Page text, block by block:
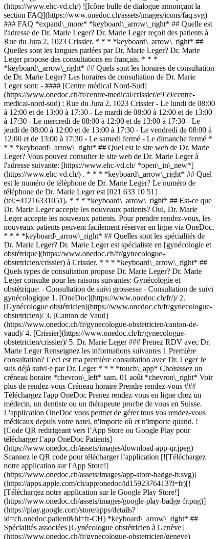
(https://www.ehc-vd.ch/) ![Icône bulle de dialogue annonçant la
section FAQ](https://www.onedoc.ch/assets/images/icons/faq.svg)
### FAQ *expand\_more* *keyboard\_arrow\_right* ## Quelle est
l'adresse de Dr. Marie Leger? Dr. Marie Leger reçoit des patients à
Rue du Jura 2, 1023 Crissier. * * * *keyboard\_arrow\_right* ##
Quelles sont les langues parlées par Dr. Marie Leger? Dr. Marie
Leger propose des consultations en français. * * *
*keyboard\_arrow\_right* ## Quels sont les horaires de consultation
de Dr. Marie Leger? Les horaires de consultation de Dr. Marie
Leger sont: - #### [Centre médical Nord-Sud]
(https://www.onedoc.ch/fr/centre-medical/crissier/e959/centre-
medical-nord-sud) : Rue du Jura 2, 1023 Crissier - Le lundi de 08:00
à 12:00 et de 13:00 à 17:30 - Le mardi de 08:00 à 12:00 et de 13:00
à 17:30 - Le mercredi de 08:00 à 12:00 et de 13:00 à 17:30 - Le
jeudi de 08:00 à 12:00 et de 13:00 à 17:30 - Le vendredi de 08:00 à
12:00 et de 13:00 à 17:30 - Le samedi fermé - Le dimanche fermé *
* * *keyboard\_arrow\_right* ## Quel est le site web de Dr. Marie
Leger? Vous pouvez consulter le site web de Dr. Marie Leger à
l'adresse suivante: [https://www.ehc-vd.ch/ *open\_in\_new*]
(https://www.ehc-vd.ch/) . * * * *keyboard\_arrow\_right* ## Quel
est le numéro de téléphone de Dr. Marie Leger? Le numéro de
téléphone de Dr. Marie Leger est [021 633 10 51]
(tel:+41216331051). * * * *keyboard\_arrow\_right* ## Est-ce que
Dr. Marie Leger accepte les nouveaux patients? Oui, Dr. Marie
Leger accepte les nouveaux patients. Pour prendre rendez-vous, les
nouveaux patients peuvent facilement réserver en ligne via OneDoc.
* * * *keyboard\_arrow\_right* ## Quelles sont les spécialités de
Dr. Marie Leger? Dr. Marie Leger est spécialiste en [gynécologie et
obstétrique](https://www.onedoc.ch/fr/gynecologue-
obstetricien/crissier) à Crissier. * * * *keyboard\_arrow\_right* ##
Quels types de consultation propose Dr. Marie Leger? Dr. Marie
Leger consulte pour les raisons suivantes: Gynécologie et
obstétrique: - Consultation de suivi grossesse - Consultation de suivi
gynécologique 1. [OneDoc](https://www.onedoc.ch/fr/)/ 2. [Gynécologue obstétricien](https://www.onedoc.ch/fr/gynecologue-obstetricien)/ 3. [Canton de Vaud](https://www.onedoc.ch/fr/gynecologue-obstetricien/canton-de-vaud)/ 4. [Crissier](https://www.onedoc.ch/fr/gynecologue-obstetricien/crissier)/ 5. Dr. Marie Leger ### Prenez RDV avec Dr. Marie Leger Renseignez les informations suivantes 1 Première consultation? Ceci est ma première consultation avec Dr. Leger Je suis déjà suivi·e par Dr. Leger * * * *touch\_app* Choisissez un créneau horaire *chevron\_left* sam. 01 août *chevron\_right* Voir plus de rendez-vous Créneau horaire Prendre rendez-vous ### Téléchargez l'app OneDoc Prenez rendez-vous en ligne chez un médecin, un dentiste ou un thérapeute proche de vous en Suisse. L'application OneDoc vous permet de gérer tous vos rendez-vous médicaux depuis votre natel, n'importe où et n'importe quand. ![Code QR redirigeant vers l’App Store ou Google Play pour télécharger l’app OneDoc Patients](https://www.onedoc.ch/assets/images/download-app-qr.jpeg) Scannez le QR code pour télécharger l’application [![Téléchargez notre application sur l'App Store!](https://www.onedoc.ch/assets/images/app-store-badge-fr.svg)](https://apps.apple.com/ch/app/onedoc/id1592376413?l=fr)[![Téléchargez notre application sur le Google Play Store!](https://www.onedoc.ch/assets/images/google-play-badge-fr.png)](https://play.google.com/store/apps/details?id=ch.onedoc.patient&hl=fr-CH) *keyboard\_arrow\_right* ## Spécialités associées [Gynécologue obstétricien à Genève](https://www.onedoc.ch/fr/gynecologue-obstetricien/geneve)[Gynécologue obstétricien à Lausanne](https://www.onedoc.ch/fr/gynecologue-obstetricien/lausanne)[Gynécologue obstétricien à Morges](https://www.onedoc.ch/fr/gynecologue-obstetricien/morges)[Gynécologue obstétricien à Montreux](https://www.onedoc.ch/fr/gynecologue-obstetricien/montreux)[Gynécologue obstétricien à Nyon](https://www.onedoc.ch/fr/gynecologue-obstetricien/nyon)[Gynécologue obstétricien à Payerne](https://www.onedoc.ch/fr/gynecologue-obstetricien/payerne)[Gynécologue obstétricien à Vevey](https://www.onedoc.ch/fr/gynecologue-obstetricien/vevey)[Gynécologue obstétricien à Yverdon-les-Bains](https://www.onedoc.ch/fr/gynecologue-obstetricien/yverdon-les-bains)[Gynécologue obstétricien à Prilly](https://www.onedoc.ch/fr/gynecologue-obstetricien/prilly)[Gynécologue obstétricien à Aigle](https://www.onedoc.ch/fr/gynecologue-obstetricien/aigle)[Gynécologue obstétricien à Moudon](https://www.onedoc.ch/fr/gynecologue-obstetricien/moudon)[Gynécologue obstétricien à Chêne-Bougeries](https://www.onedoc.ch/fr/gynecologue-obstetricien/chene-bougeries)[Gynécologue obstétricien à Pully](https://www.onedoc.ch/fr/gynecologue-obstetricien/pully)[Gynécologue obstétricien à Montagny-près-Yverdon](https://www.onedoc.ch/fr/gynecologue-obstetricien/montagny-pres-yverdon)[Gynécologue obstétricien à Crissier](https://www.onedoc.ch/fr/gynecologue-obstetricien/crissier)[Gynécologue obstétricien à Bussigny](https://www.onedoc.ch/fr/gynecologue-obstetricien/bussigny)[Gynécologue obstétricien à Estavayer](https://www.onedoc.ch/fr/gynecologue-obstetricien/estavayer)[Gynécologue obstétricien à Le Grand-Saconnex](https://www.onedoc.ch/fr/gynecologue-obstetricien/le-grand-saconnex)[Gynécologue obstétricien à La Grande Béroche](https://www.onedoc.ch/fr/gynecologue-obstetricien/la-grande-beroche)[Gynécologue obstétricien à Vouvry](https://www.onedoc.ch/fr/gynecologue-obstetricien/vouvry)[Gynécologue obstétricien à Villars-sur-Glâne](https://www.onedoc.ch/fr/gynecologue-obstetricien/villars-sur-glane) *keyboard\_arrow\_right* ## Recherches fréquentes [Physiothérapeute à Genève](https://www.onedoc.ch/fr/physiotherapeute/geneve)[Psychologue à Genève](https://www.onedoc.ch/fr/psychologue/geneve)[Physiothérapeute à Lausanne](https://www.onedoc.ch/fr/physiotherapeute/lausanne)[Médecin généraliste à Genève](https://www.onedoc.ch/fr/medecin-generaliste/geneve)[Thérapeute en drainage lymphatique à Genève](https://www.onedoc.ch/fr/therapeute-en-drainage-lymphatique/geneve)[Masseur classique à Genève](https://www.onedoc.ch/fr/masseur-classique/geneve)[Spécialiste en médecine interne générale à Genève](https://www.onedoc.ch/fr/specialiste-en-medecine-interne-generale/geneve)[Réflexologue à Genève](https://www.onedoc.ch/fr/reflexologue/geneve)[Médecin-dentiste à Genève](https://www.onedoc.ch/fr/medecin-dentiste/geneve)[Psychologue à Lausanne](https://www.onedoc.ch/fr/psychologue/lausanne)[Acupuncteur à Genève](https://www.onedoc.ch/fr/acupuncteur/geneve)[Ostéopathe à Lausanne](https://www.onedoc.ch/fr/osteopathe/lausanne)[Masseur classique à Lausanne](https://www.onedoc.ch/fr/masseur-classique/lausanne)[Médecin généraliste à Lausanne](https://www.onedoc.ch/fr/medecin-generaliste/lausanne)[Spécialiste en Médecine Traditionnelle Chinoise (MTC) à Genève](https://www.onedoc.ch/fr/specialiste-en-medecine-traditionnelle-chinoise-mtc/geneve)[Physiothérapeute du sport à Genève](https://www.onedoc.ch/fr/physiotherapeute-du-sport/geneve)[Masseur thérapeutique à Genève](https://www.onedoc.ch/fr/masseur-therapeutique/geneve)[Gynécologue obstétricien à Genève](https://www.onedoc.ch/fr/gynecologue-obstetricien/geneve)[Ostéopathe à Genève](https://www.onedoc.ch/fr/osteopathe/geneve)[Psychothérapeute à Genève](https://www.onedoc.ch/fr/psychotherapeute/geneve)[Thérapeute en nutrition MCO à Genève](https://www.onedoc.ch/fr/therapeute-en-nutrition-mco/geneve) *keyboard\_arrow\_right* ## Annuaire des professionnels de santé suisses [Liste des praticiens](https://www.onedoc.ch/fr/annuaire) [A](https://www.onedoc.ch/fr/annuaire/A) [B](https://www.onedoc.ch/fr/annuaire/B) [C](https://www.onedoc.ch/fr/annuaire/C) [D](https://www.onedoc.ch/fr/annuaire/D) [E](https://www.onedoc.ch/fr/annuaire/E) [F](https://www.onedoc.ch/fr/annuaire/F) [G](https://www.onedoc.ch/fr/annuaire/G) [H](https://www.onedoc.ch/fr/annuaire/H) [I](https://www.onedoc.ch/fr/annuaire/I) [J](https://www.onedoc.ch/fr/annuaire/J) [K](https://www.onedoc.ch/fr/annuaire/K) [L](https://www.onedoc.ch/fr/annuaire/L) [M](https://www.onedoc.ch/fr/annuaire/M) [N](https://www.onedoc.ch/fr/annuaire/N) [O](https://www.onedoc.ch/fr/annuaire/O) [P](https://www.onedoc.ch/fr/annuaire/P) [Q](https://www.onedoc.ch/fr/annuaire/Q) [R](https://www.onedoc.ch/fr/annuaire/R) [S](https://www.onedoc.ch/fr/annuaire/S) [T](https://www.onedoc.ch/fr/annuaire/T) [U](https://www.onedoc.ch/fr/annuaire/U) [V](https://www.onedoc.ch/fr/annuaire/V) [W](https://www.onedoc.ch/fr/annuaire/W) [X](https://www.onedoc.ch/fr/annuaire/X) [Y](https://www.onedoc.ch/fr/annuaire/Y) [Z](https://www.onedoc.ch/fr/annuaire/Z) ## OneDoc [Pour les professionnels de santé](https://info.onedoc.ch/fr/) [À propos de nous](https://info.onedoc.ch/fr/raison-d-etre/) [Presse](https://info.onedoc.ch/fr/presse/) [Carrières](https://career.onedoc.ch/fr) [Centre de confidentialité](https://privacy.onedoc.ch/fr/) [Gestion des cookies](javascript:Didomi.preferences.show%28%29) [Centre d'aide](https://help.onedoc.ch/fr/) ## Langues [Deutsch](https://www.onedoc.ch/de/gynakologin-frauenarztin-und-geburtshelferin/crissier/pcq70/dr-marie-leger) [Français](https://www.onedoc.ch/fr/gynecologue-obstetricienne/crissier/pcq70/dr-marie-leger) [Italiano](https://www.onedoc.ch/it/ob-gyn-ostetrico-ginecologo/crissier/pcq70/dr-marie-leger) [English](https://www.onedoc.ch/en/ob-gyn-obstetrician-gynecologist/crissier/pcq70/dr-marie-leger) ## Spécialités associées [Gynécologue obstétricien à Genève](https://www.onedoc.ch/fr/gynecologue-obstetricien/geneve) [Gynécologue obstétricien à Lausanne](https://www.onedoc.ch/fr/gynecologue-obstetricien/lausanne) [Gynécologue obstétricien à Morges](https://www.onedoc.ch/fr/gynecologue-obstetricien/morges) [Gynécologue obstétricien à Montreux](https://www.onedoc.ch/fr/gynecologue-obstetricien/montreux) [Gynécologue obstétricien à Nyon](https://www.onedoc.ch/fr/gynecologue-obstetricien/nyon) [Gynécologue obstétricien à Payerne](https://www.onedoc.ch/fr/gynecologue-obstetricien/payerne) [Gynécologue obstétricien à Vevey](https://www.onedoc.ch/fr/gynecologue-obstetricien/vevey) [Gynécologue obstétricien à Yverdon-les-Bains](https://www.onedoc.ch/fr/gynecologue-obstetricien/yverdon-les-bains) [Gynécologue obstétricien à Prilly](https://www.onedoc.ch/fr/gynecologue-obstetricien/prilly) [Gynécologue obstétricien à Aigle](https://www.onedoc.ch/fr/gynecologue-obstetricien/aigle) [Gynécologue obstétricien à Moudon](https://www.onedoc.ch/fr/gynecologue-obstetricien/moudon) [Gynécologue obstétricien à Chêne-Bougeries](https://www.onedoc.ch/fr/gynecologue-obstetricien/chene-bougeries) [Gynécologue obstétricien à Pully](https://www.onedoc.ch/fr/gynecologue-obstetricien/pully) [Gynécologue obstétricien à Montagny-près-Yverdon](https://www.onedoc.ch/fr/gynecologue-obstetricien/montagny-pres-yverdon) [Gynécologue obstétricien à Crissier](https://www.onedoc.ch/fr/gynecologue-obstetricien/crissier) [Gynécologue obstétricien à Bussigny](https://www.onedoc.ch/fr/gynecologue-obstetricien/bussigny) [Gynécologue obstétricien à Estavayer](https://www.onedoc.ch/fr/gynecologue-obstetricien/estavayer) [Gynécologue obstétricien à Le Grand-Saconnex](https://www.onedoc.ch/fr/gynecologue-obstetricien/le-grand-saconnex) [Gynécologue obstétricien à La Grande Béroche](https://www.onedoc.ch/fr/gynecologue-obstetricien/la-grande-beroche) [Gynécologue obstétricien à Vouvry](https://www.onedoc.ch/fr/gynecologue-obstetricien/vouvry) [Gynécologue obstétricien à Villars-sur-Glâne](https://www.onedoc.ch/fr/gynecologue-obstetricien/villars-sur-glane) ## Recherches fréquentes [Physiothérapeute à Genève](https://www.onedoc.ch/fr/physiotherapeute/geneve) [Psychologue à Genève](https://www.onedoc.ch/fr/psychologue/geneve) [Physiothérapeute à Lausanne](https://www.onedoc.ch/fr/physiotherapeute/lausanne) [Médecin généraliste à Genè